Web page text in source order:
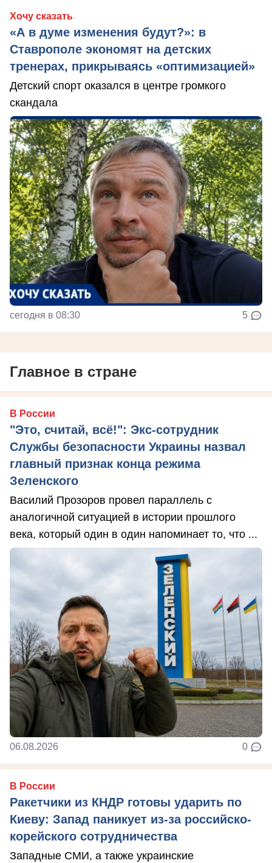
Хочу сказать
«А в думе изменения будут?»: в
Ставрополе экономят на детских
тренерах, прикрываясь «оптимизацией»
Детский спорт оказался в центре громкого
скандала
сегодня в 08:30 5
Главное в стране
В России
"Это, считай, всё!": Экс-сотрудник
Службы безопасности Украины назвал
главный признак конца режима
Зеленского
Василий Прозоров провел параллель с
аналогичной ситуацией в истории прошлого
века, который один в один напоминает то, что ...
06.08.2026 0
В России
Ракетчики из КНДР готовы ударить по
Киеву: Запад паникует из-за российско-
корейского сотрудничества
Западные СМИ, а также украинские